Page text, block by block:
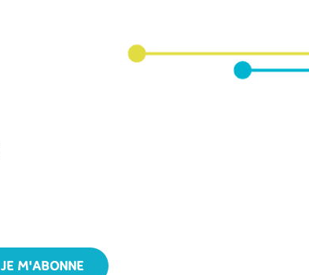
JE M'ABONNE